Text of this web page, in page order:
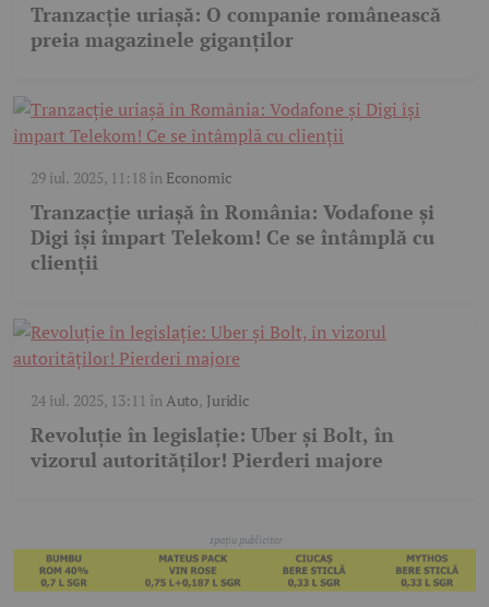
Tranzacție uriașă: O companie românească
preia magazinele giganților
29 iul. 2025, 11:18în Economic
Tranzacție uriașă în România: Vodafone și
Digi își împart Telekom! Ce se întâmplă cu
clienții
24 iul. 2025, 13:11 înAuto, Juridic
Revoluție în legislație: Uber și Bolt, în
vizorul autorităților! Pierderi majore